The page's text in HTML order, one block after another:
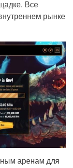
Все
рынке
аренам для